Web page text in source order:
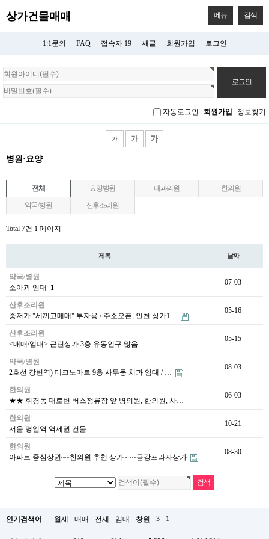
상가건물매매 메뉴 검색
1:1문의 FAQ 접속자 19 새글 회원가입 로그인
회
원
로
자동로그인 회원가입 정보찾기
병원·요양
전체 요양병원 내과의원
한의원
약국/병원
산후조리원
Total 7건 1 페이지
제목 날짜
약국/병원
소아과 임대
1
07-03
산후조리원
중저가 "세끼고매매" 투자용 / 주소오픈, 인천 상가1…
05-16
산후조리원
<매매/임대> 근린상가 3층 유동인구 많음.…
05-15
약국/병원
2호선 강변역) 테크노마트 9층 사무동 치과 임대 / …
08-03
한의원
★★ 휘경동 대로변 버스정류장 앞 병의원, 한의원, 사…
06-03
한의원
서울 명일역 역세권 건물
10-21
한의원
아파트 중심상권~~한의원 추천 상가~~~금강프라자상가
08-30
인기검색어 월세 매매 전세 임대 창원 3 1